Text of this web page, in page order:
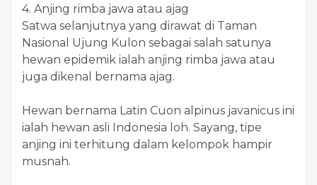
4. Anjing rimba jawa atau ajag
Satwa selanjutnya yang dirawat di Taman
Nasional Ujung Kulon sebagai salah satunya
hewan epidemik ialah anjing rimba jawa atau
juga dikenal bernama ajag.
Hewan bernama Latin Cuon alpinus javanicus ini
ialah hewan asli Indonesia loh. Sayang, tipe
anjing ini terhitung dalam kelompok hampir
musnah.